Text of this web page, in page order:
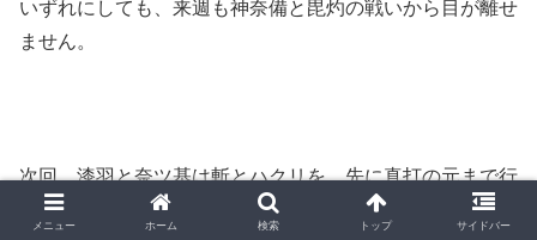
いずれにしても、来週も神奈備と毘灼の戦いから目が離せ
ません。
次回、漆羽と奈ツ基は斬とハクリを、先に真打の元まで行
かせようとします。
メニュー ホーム 検索 トップ サイドバー